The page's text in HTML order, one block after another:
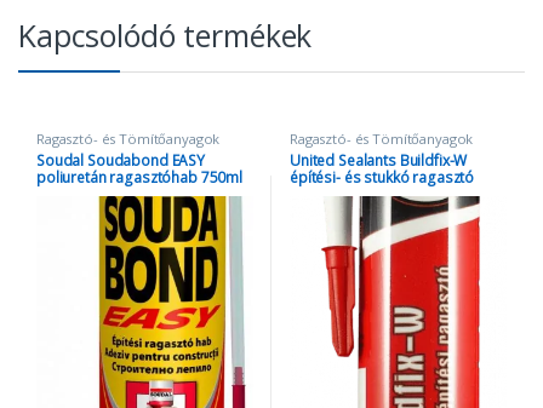
Kapcsolódó termékek
Ragasztó- és Tömítőanyagok
Soudal Soudabond EASY
poliuretán ragasztóhab 750ml
Ragasztó- és Tömítőanyagok
United Sealants Buildfix-W
építési- és stukkó ragasztó